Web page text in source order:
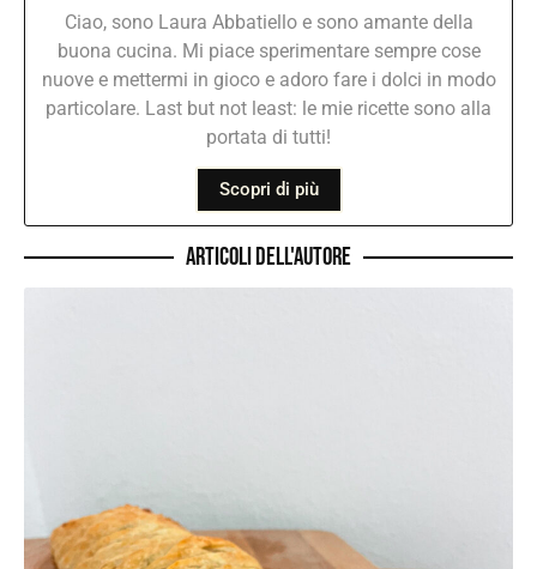
Ciao, sono Laura Abbatiello e sono amante della
buona cucina. Mi piace sperimentare sempre cose
nuove e mettermi in gioco e adoro fare i dolci in modo
particolare. Last but not least: le mie ricette sono alla
portata di tutti!
Scopri di più
Articoli dell'autore